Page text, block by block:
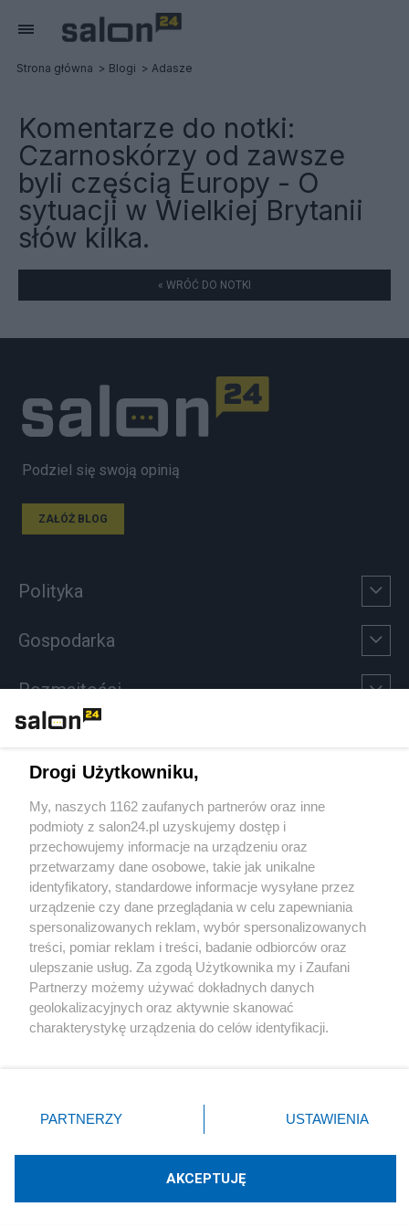
Strona główna Blogi Adasze
Komentarze do notki:
Czarnoskórzy od zawsze
byli częścią Europy - O
sytuacji w Wielkiej Brytanii
słów kilka.
« WRÓĆ DO NOTKI
Podziel się swoją opinią
ZAŁÓŻ BLOG
Polityka
Gospodarka
Rozmaitości
Sport
Społeczeństwo
Kultura
X Facebook Instagram Youtube
Technologię dostarcza:W3media.pl
Drogi Użytkowniku,
My, naszych 1162 zaufanych partnerów oraz inne
podmioty z salon24.pl uzyskujemy dostęp i
przechowujemy informacje na urządzeniu oraz
przetwarzamy dane osobowe, takie jak unikalne
identyfikatory, standardowe informacje wysyłane przez
urządzenie czy dane przeglądania w celu zapewniania
spersonalizowanych reklam, wybór spersonalizowanych
treści, pomiar reklam i treści, badanie odbiorców oraz
ulepszanie usług. Za zgodą Użytkownika my i Zaufani
Partnerzy możemy używać dokładnych danych
geolokalizacyjnych oraz aktywnie skanować
charakterystykę urządzenia do celów identyfikacji.
zmienić/wycofać klikając przycisk ustawień prywatności
znajdujący się w lewym dolnym rogu strony
rodzaje przetwarzania danych nie wymagają zgody
użytkownika, ale masz prawo sprzeciwić się takiemu
PARTNERZY USTAWIENIA
AKCEPTUJĘ